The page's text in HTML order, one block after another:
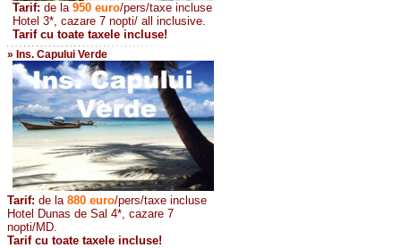
Tarif: de la 950 euro/pers/taxe incluse
Hotel 3*, cazare 7 nopti/ all inclusive.
Tarif cu toate taxele incluse!
» Ins. Capului Verde
Tarif: de la 880 euro/pers/taxe incluse
Hotel Dunas de Sal 4*, cazare 7
nopti/MD.
Tarif cu toate taxele incluse!